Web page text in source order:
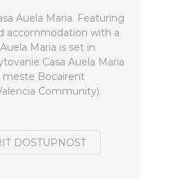
Auela Maria. Featuring
accommodation with a
Maria is set in
Casa Auela Maria
meste Bocairent
Community).
DOSTUPNOSŤ